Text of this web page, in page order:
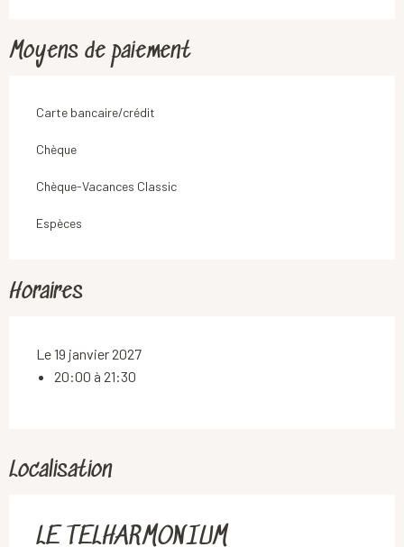
Moyens de paiement
Carte bancaire/crédit
Chèque
Chèque-Vacances Classic
Espèces
Horaires
Le 19 janvier 2027
20:00 à 21:30
Localisation
LE TELHARMONIUM